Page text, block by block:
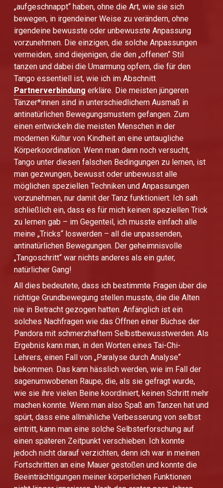
„aufgeschnappt“ haben, ohne die Art, wie sie sich
bewegen, in irgendeiner Weise zu verändern, ohne
irgendeine bewusste oder unbewusste Anpassung
vorzunehmen. Die einzigen, die solche Anpassungen
vermeiden, sind diejenigen, die den „offenen“ Stil
tanzen und dabei die Umarmung opfern, die für den
Tango essentiell ist, wie ich im Abschnitt
Partnerverbindung erkläre. Die meisten jüngeren
Tänzer*innen sind in unterschiedlichem Ausmaß in
antinatürlichen Bewegungsmustern gefangen. Zum
einen entwickeln die meisten Menschen in der
modernen Kultur von Kindheit an eine untaugliche
Körperkoordination. Wenn man dann noch versucht,
Tango unter diesen falschen Bedingungen zu lernen, ist
man gezwungen, bewusst oder unbewusst alle
möglichen speziellen Techniken und Anpassungen
vorzunehmen, nur damit der Tanz funktioniert. Ich sah
schließlich ein, dass es für mich keinen speziellen Trick
zu lernen gab – im Gegenteil, ich musste einfach alle
meine „Tricks“ loswerden – all die unpassenden,
antinatürlichen Bewegungen. Der geheimnisvolle
„Tangoschritt“ war nichts anderes als ein guter,
natürlicher Gang!
All dies bedeutete, dass ich bestimmte Fragen über die
richtige Grundbewegung stellen musste, die die Alten
nie in Betracht gezogen hatten. Anfänglich ist ein
solches Nachfragen wie das Öffnen einer Büchse der
Pandora mit schmerzhaftem Selbstbewusstwerden. Als
Ergebnis kann man, in den Worten eines Tai-Chi-
Lehrers, einen Fall von „Paralyse durch Analyse“
bekommen. Das kann hässlich werden, wie im Fall der
sagenumwobenen Raupe, die, als sie gefragt wurde,
wie sie ihre vielen Beine koordiniert, keinen Schritt mehr
machen konnte. Wenn man also Spaß am Tanzen hat und
spürt, dass eine allmähliche Verbesserung von selbst
eintritt, kann man eine solche Selbsterforschung auf
einen späteren Zeitpunkt verschieben. Ich konnte
jedoch nicht darauf verzichten, denn ich war in meinen
Fortschritten an eine Mauer gestoßen und konnte die
Beeinträchtigungen meiner körperlichen Funktionen